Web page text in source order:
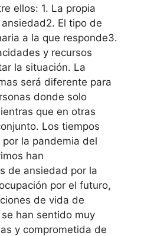
ellos: 1. La propia
El tipo de
a la que responde3.
y recursos
la situación. La
será diferente para
donde solo
que en otras
Los tiempos
la pandemia del
han
de ansiedad por la
por el futuro,
de vida de
han sentido muy
y comprometida de